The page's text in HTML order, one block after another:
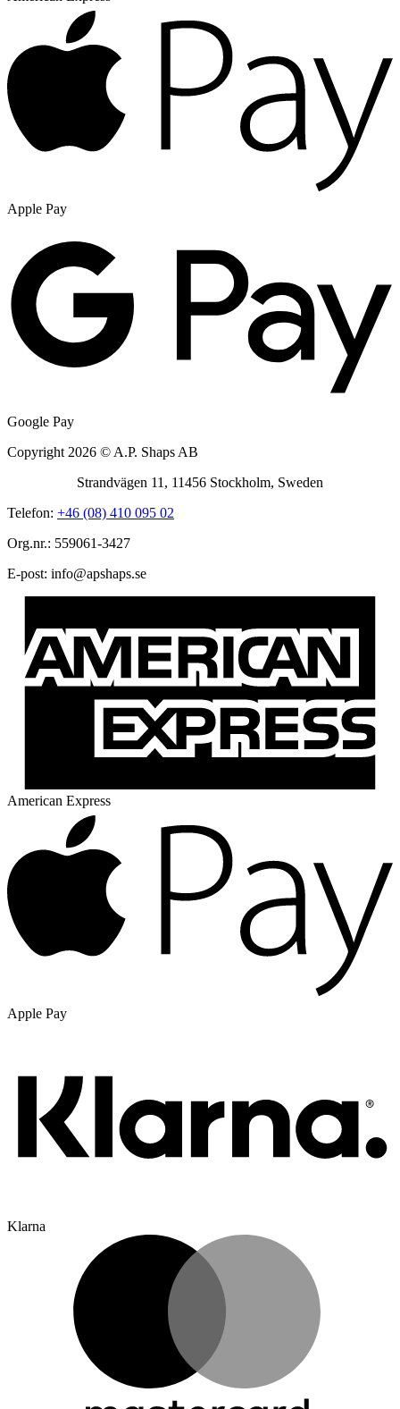
Apple Pay
Google Pay
Copyright 2026 © A.P. Shaps AB
Strandvägen 11, 11456 Stockholm, Sweden
Telefon: +46 (08) 410 095 02
Org.nr.: 559061-3427
E-post:
es.spahspa
@ofni
American Express
Apple Pay
Klarna